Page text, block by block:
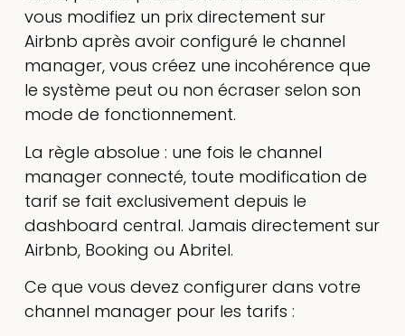
vous modifiez un prix directement sur
Airbnb après avoir configuré le channel
manager, vous créez une incohérence que
le système peut ou non écraser selon son
mode de fonctionnement.
La règle absolue : une fois le channel
manager connecté, toute modification de
tarif se fait exclusivement depuis le
dashboard central. Jamais directement sur
Airbnb, Booking ou Abritel.
Ce que vous devez configurer dans votre
channel manager pour les tarifs :